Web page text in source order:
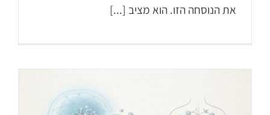
את הנוסחה הזו. הוא מציב [...]